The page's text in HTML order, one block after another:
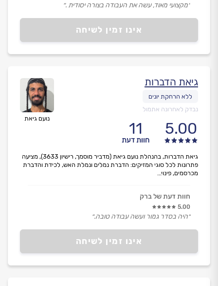
אינו זמין לשיחה
״מקצועי מאוד, עשה את העבודה בצורה יסודית .״
נועם גיאת
גיאת הדברות
נבדק לאחרונה אתמול
5.00
11
חוות דעת
אינו זמין לשיחה
גיאת הדברות, בהנהלת נועם גיאת (מדביר מוסמך, רישיון 3633), מציעה
פתרונות לכל סוגי המזיקים: הדברת נמלים ונמלת האש, לכידת והדברת
מכרסמים, פינוי...
חוות דעת של ברק
5.00
״היה בסדר גמור ועשה עבודה טובה.״